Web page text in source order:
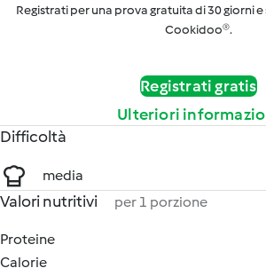
Registrati per una prova gratuita di 30 giorni
Cookidoo®.
Registrati gratis
Ulteriori
Difficoltà
media
Valori nutritivi per 1 porzione
Proteine
Calorie